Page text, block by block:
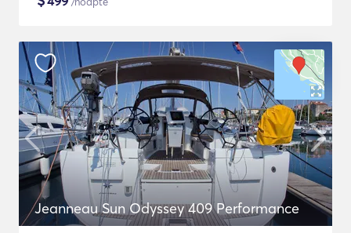
Jeanneau Sun Odyssey 409 Performance